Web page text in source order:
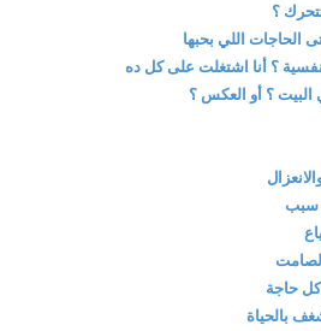
؟
اللي بحبها
؟ أنا اشتغلت على كل ده
؟ أو العكس ؟
سبب
حاجة
بالحياة